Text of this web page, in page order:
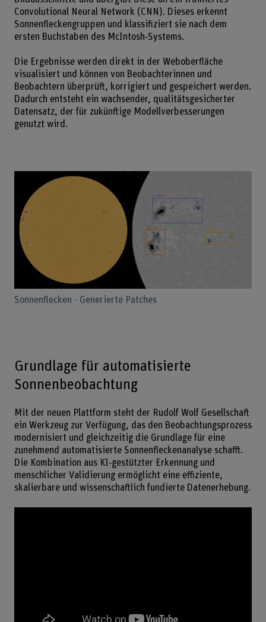
Convolutional Neural Network (CNN). Dieses erkennt
Sonnenfleckengruppen und klassifiziert sie nach dem
ersten Buchstaben des McIntosh‑Systems.
Die Ergebnisse werden direkt in der Weboberfläche
visualisiert und können von Beobachterinnen und
Beobachtern überprüft, korrigiert und gespeichert werden.
Dadurch entsteht ein wachsender, qualitätsgesicherter
Datensatz, der für zukünftige Modellverbesserungen
genutzt wird.
Sonnenflecken - Generierte Patches
Grundlage für automatisierte
Sonnenbeobachtung
Mit der neuen Plattform steht der Rudolf Wolf Gesellschaft
ein Werkzeug zur Verfügung, das den Beobachtungsprozess
modernisiert und gleichzeitig die Grundlage für eine
zunehmend automatisierte Sonnenfleckenanalyse schafft.
Die Kombination aus KI‑gestützter Erkennung und
menschlicher Validierung ermöglicht eine effiziente,
skalierbare und wissenschaftlich fundierte Datenerhebung.